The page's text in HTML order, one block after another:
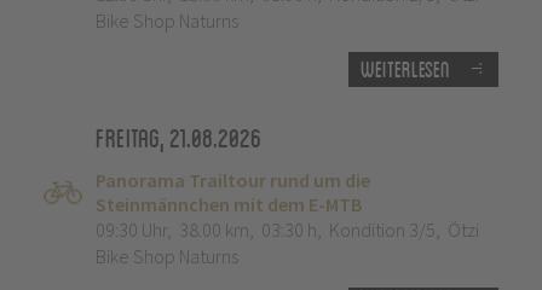
Bike Shop Naturns
Weiterlesen
Freitag, 21.08.2026
Panorama Trailtour rund um die
Steinmännchen mit dem E-MTB
09:30 Uhr, 38.00 km, 03:30 h, Kondition 3/5, Ötzi
Bike Shop Naturns